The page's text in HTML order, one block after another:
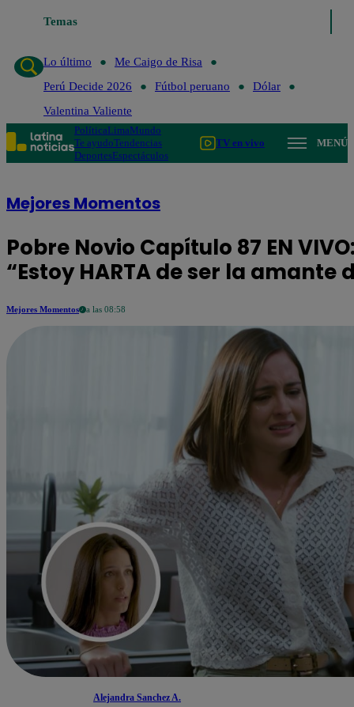
Temas
Lo último
Me Caigo de Risa
Perú Decide 2026
Fútbol peruano
Dólar
Valentina Valiente
PolíticaLimaMundo
Te ayudoTendencias
DeportesEspectáculos
TV en vivo MENÚ
Mejores Momentos
Pobre Novio Capítulo 87 EN VIVO:
“Estoy HARTA de ser la amante
Mejores Momentos a las 08:58
Alejandra Sanchez A.